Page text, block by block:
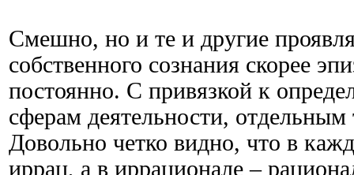
Смешно, но и те и другие
собственного сознания скорее
постоянно. С привязкой к
сферам деятельности,
Довольно четко видно, что в
иррац, а в иррационале –